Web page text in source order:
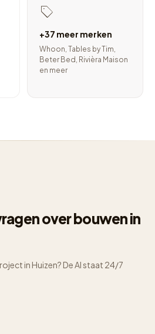
+37 meer merken
Whoon, Tables by Tim,
Beter Bed, Rivièra Maison
en meer
over bouwen in
in Huizen? De AI staat 24/7